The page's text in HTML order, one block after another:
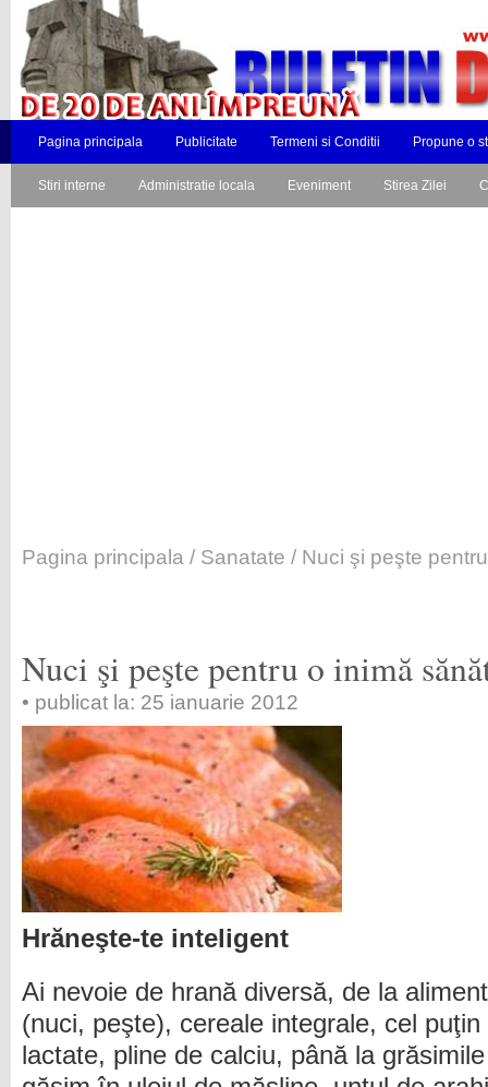
Pagina principala Publicitate Termeni si Conditii Propune o
Stiri interne Administratie locala Eveniment Stirea Zilei
Pagina principala / Sanatate / Nuci şi peşte
Nuci şi peşte pentru o inimă
• publicat la: 25 ianuarie 2012
Hrăneşte-te inteligent
Ai nevoie de hrană diversă, de la
(nuci, peşte), cereale integrale, cel
lactate, pline de calciu, până la